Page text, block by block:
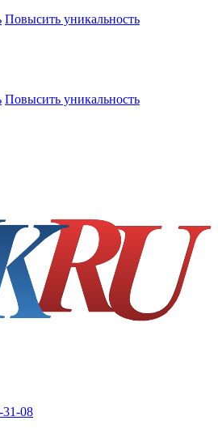
Повысить уникальность
Повысить уникальность
31-08